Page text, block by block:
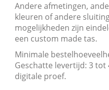
Andere afmetingen,
kleuren of andere
mogelijkheden zijn
een custom made tas.
Minimale
Geschatte levertijd: 3
digitale proef.